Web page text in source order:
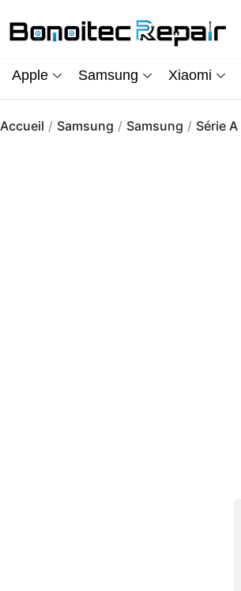
au
Apple Samsung Xiaomi
Accueil / Samsung / Samsung / Série A